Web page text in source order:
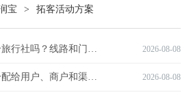
宝 > 拓客活动方案
2026-08-08
2026-08-08